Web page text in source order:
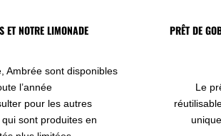
ET NOTRE LIMONADE
Ambrée sont disponibles
l’année
pour les autres
sont produites en
PRÊT DE
Le